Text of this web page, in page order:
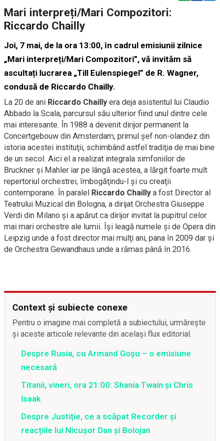
Mari interpreți/Mari Compozitori:
Riccardo Chailly
Joi, 7 mai, de la ora 13:00, în cadrul emisiunii zilnice
„Mari interpreți/Mari Compozitori”, vă invităm să
ascultați lucrarea „Till Eulenspiegel” de R. Wagner,
condusă de Riccardo Chailly.
La 20 de ani Riccardo Chaillyera deja asistentul lui Claudio
Abbado la Scala, parcursul său ulterior fiind unul dintre cele
mai interesante. În 1988 a devenit dirijor permanent la
Concertgebouw din Amsterdam, primul şef non-olandez din
istoria acestei instituţii, schimbând astfel tradiţia de mai bine
de un secol. Aici el a realizat integrala simfoniilor de
Bruckner şi Mahler iar pe lângă acestea, a lărgit foarte mult
repertoriul orchestrei, îmbogăţindu-l şi cu creaţii
contemporane. În paralel Riccardo Chaillya fost Director al
Teatrului Muzical din Bologna, a dirijat Orchestra Giuseppe
Verdi din Milano şi a apărut ca dirijor invitat la pupitrul celor
mai mari orchestre ale lumii. Îşi leagă numele şi de Opera din
Leipzig unde a fost director mai mulţi ani, pana în 2009 dar şi
de Orchestra Gewandhaus unde a rămas până în 2016.
Context și subiecte conexe
Pentru o imagine mai completă a subiectului, urmărește
și aceste articole relevante din același flux editorial.
Despre Rusia, cu Armand Goșu – o emisiune
necesară
Titanii, vineri, ora 21:00: Shania Twain și Chris
Isaak
Despre Justiție, ce a scăpat Recorder și
reacțiile lui Nicușor Dan și Bolojan